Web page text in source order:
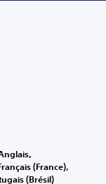
(France),
(Brésil)